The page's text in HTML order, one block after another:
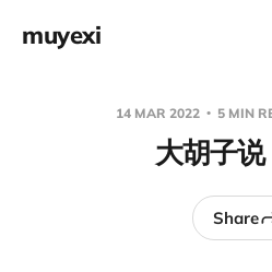
muyexi
14 MAR 2022 5 MIN
大胡子说
Share